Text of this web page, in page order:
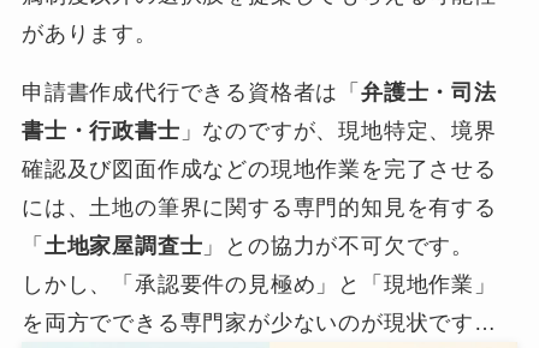
があります。
申請書作成代行できる資格者は「弁護士・司法
書士・行政書士 」なのですが、現地特定、境界
確認及び図面作成などの現地作業を完了させる
には、土地の筆界に関する専門的知見を有する
「 土地家屋調査士 」との協力が不可欠です。
しかし、「承認要件の見極め」と「現地作業」
を両方でできる専門家が少ないのが現状です…